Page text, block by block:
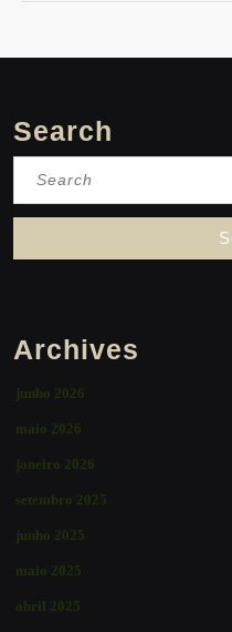
Search
Archives
junho 2026
maio 2026
janeiro 2026
setembro 2025
junho 2025
maio 2025
abril 2025